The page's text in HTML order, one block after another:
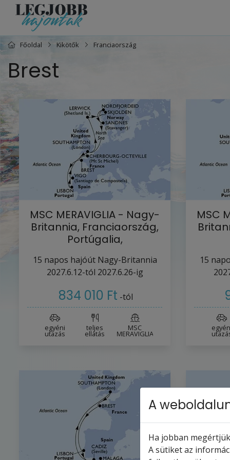
Főoldal Kikötők Franciaország
Brest
MSC MERAVIGLIA - Nagy-
Britannia, Franciaország,
Portúgalia,
15 napos hajóút Nagy-Britannia
2027.6.12-tól 2027.6.26-ig
834 010 Ft -tól
egyéni
utazás
teljes
ellátás
MSC
MERAVIGLIA
MSC
15
A
Ha jobban
A sütiket az